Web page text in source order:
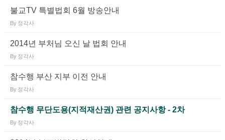
불교TV 특별법회 6월 방송안내
By 정각사
2014년 부처님 오신 날 법회 안내
By 정각사
참수행 부산 지부 이전 안내
By 정각사
참수행 무단도용(지적재산권) 관련 공지사항 - 2차
By 정각사